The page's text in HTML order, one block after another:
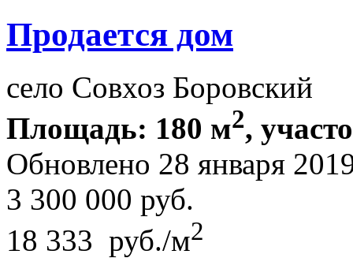
Продается дом
село Совхоз Боровский
Площадь: 180 м2,
Обновлено 28 января
3 300 000 руб.
18 333 руб./м2